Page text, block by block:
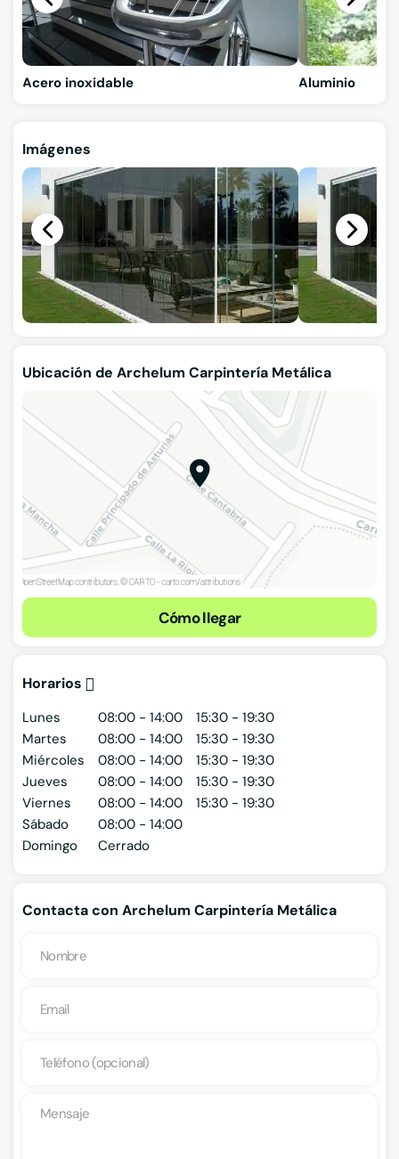
Acero inoxidable Aluminio
Imágenes
Ubicación de Archelum Carpintería Metálica
Cómo llegar
Horarios
Lunes 08:00 - 14:00
15:30 - 19:30
Martes
08:00 - 14:00
15:30 - 19:30
Miércoles
08:00 - 14:00
15:30 - 19:30
Jueves
08:00 - 14:00
15:30 - 19:30
Viernes
08:00 - 14:00
15:30 - 19:30
Sábado
08:00 - 14:00
Domingo
Cerrado
Contacta con Archelum Carpintería Metálica